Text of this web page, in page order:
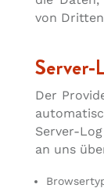
von
Server-
Der
Server-
an uns